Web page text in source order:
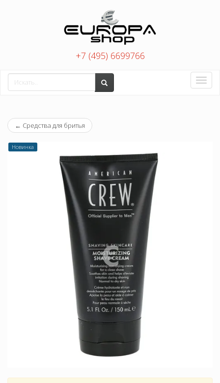
+7 (495) 6699766
Toggle
← Средства для бритья
Новинка